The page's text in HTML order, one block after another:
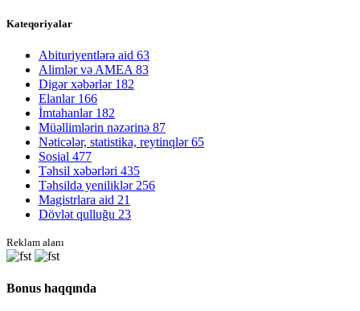
Kateqoriyalar
Abituriyentlərə aid 63
Alimlər və AMEA 83
Digər xəbərlər 182
Elanlar 166
İmtahanlar 182
Müəllimlərin nəzərinə 87
Nəticələr, statistika, reytinqlər65
Sosial 477
Təhsil xəbərləri 435
Təhsildə yeniliklər 256
Magistrlara aid 21
Dövlət qulluğu 23
Reklam alanı
Bonus haqqında